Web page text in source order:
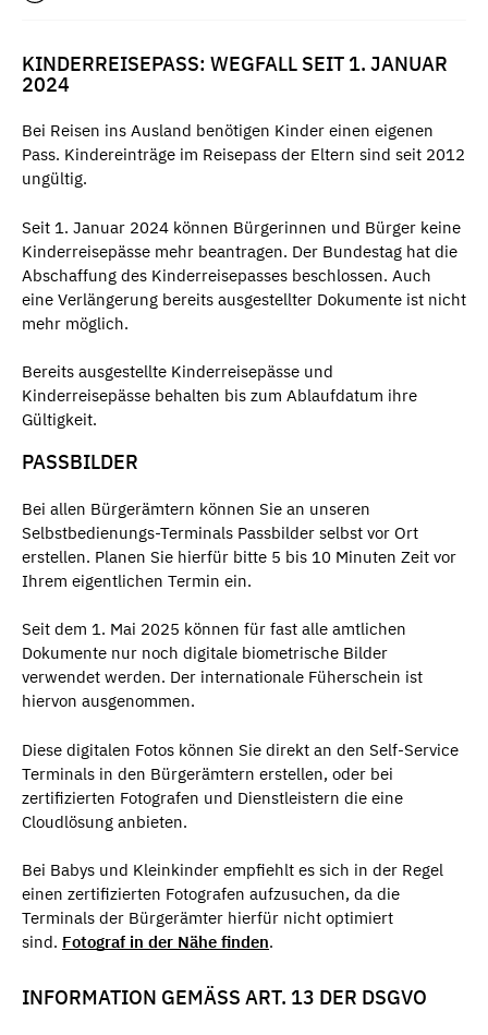
KINDERREISEPASS: WEGFALL SEIT 1. JANUAR
2024
Bei Reisen ins Ausland benötigen Kinder einen eigenen
Pass. Kindereinträge im Reisepass der Eltern sind seit 2012
ungültig.
Seit 1. Januar 2024 können Bürgerinnen und Bürger keine
Kinderreisepässe mehr beantragen. Der Bundestag hat die
Abschaffung des Kinderreisepasses beschlossen. Auch
eine Verlängerung bereits ausgestellter Dokumente ist nicht
mehr möglich.
Bereits ausgestellte Kinderreisepässe und
Kinderreisepässe behalten bis zum Ablaufdatum ihre
Gültigkeit.
PASSBILDER
Bei allen Bürgerämtern können Sie an unseren
Selbstbedienungs-Terminals Passbilder selbst vor Ort
erstellen. Planen Sie hierfür bitte 5 bis 10 Minuten Zeit vor
Ihrem eigentlichen Termin ein.
Seit dem 1. Mai 2025 können für fast alle amtlichen
Dokumente nur noch digitale biometrische Bilder
verwendet werden. Der internationale Füherschein ist
hiervon ausgenommen.
Diese digitalen Fotos können Sie direkt an den Self-Service
Terminals in den Bürgerämtern erstellen, oder bei
zertifizierten Fotografen und Dienstleistern die eine
Cloudlösung anbieten.
Bei Babys und Kleinkinder empfiehlt es sich in der Regel
einen zertifizierten Fotografen aufzusuchen, da die
Terminals der Bürgerämter hierfür nicht optimiert
sind. Fotograf in der Nähe finden.
INFORMATION GEMÄSS ART. 13 DER DSGVO